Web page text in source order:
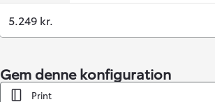
5.249 kr.
Gem denne konfiguration
Print